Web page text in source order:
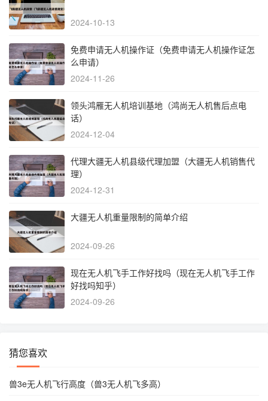
2024-10-13
免费申请无人机操作证（免费申请无人机操作证怎
么申请）
2024-11-26
领头鸿雁无人机培训基地（鸿尚无人机售后点电
话）
2024-12-04
代理大疆无人机县级代理加盟（大疆无人机销售代
理）
2024-12-31
大疆无人机重量限制的简单介绍
2024-09-26
现在无人机飞手工作好找吗（现在无人机飞手工作
好找吗知乎）
2024-09-26
猜您喜欢
兽3e无人机飞行高度（兽3无人机飞多高）